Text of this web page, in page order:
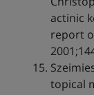
actinic
report
topical